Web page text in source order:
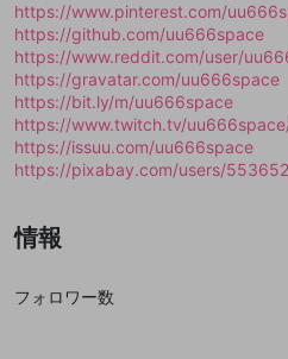
https://www.pinterest.com/
https://github.com/uu666space
https://www.reddit.com/user/
https://gravatar.com/uu666space
https://bit.ly/m/uu666space
https://www.twitch.tv/
https://issuu.com/uu666space
https://pixabay.com/users/
情報
フォロワー数
政治的・宗教的・人種的
その他の問題